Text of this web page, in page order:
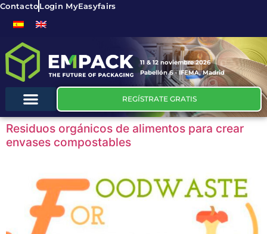
ContactoLogin MyEasyfairs
11 & 12 noviembre 2026
Pabellón 6 - IFEMA, Madrid
REGÍSTRATE GRATIS
Residuos orgánicos de alimentos para crear
envases compostables